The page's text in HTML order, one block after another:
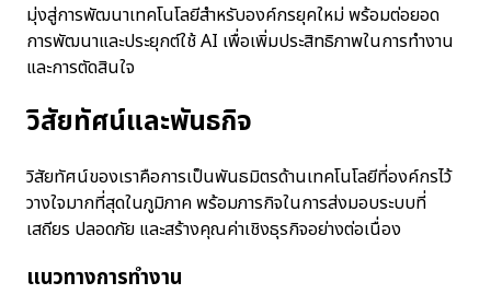
มุ่งสู่การพัฒนาเทคโนโลยีสำหรับองค์กรยุคใหม่ พร้อมต่อยอด
การพัฒนาและประยุกต์ใช้ AI เพื่อเพิ่มประสิทธิภาพในการทำงาน
และการตัดสินใจ
วิสัยทัศน์และพันธกิจ
วิสัยทัศน์ของเราคือการเป็นพันธมิตรด้านเทคโนโลยีที่องค์กรไว้
วางใจมากที่สุดในภูมิภาค พร้อมภารกิจในการส่งมอบระบบที่
เสถียร ปลอดภัย และสร้างคุณค่าเชิงธุรกิจอย่างต่อเนื่อง
แนวทางการทำงาน